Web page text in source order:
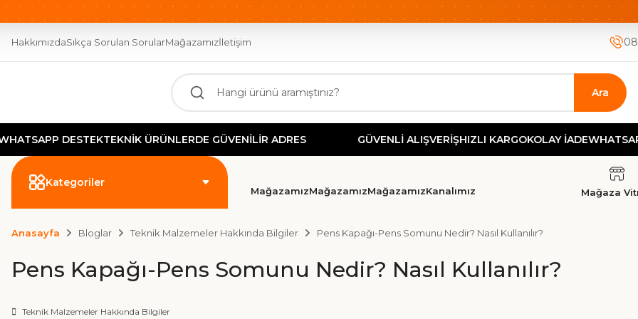
OTOMASYONUN GÜCÜ BURADA! 2000 TL ÜZERİ ÜCRETSİZ KARGO HIZLI KARGO GÜVENLİ ALIŞVERİŞ-KOLAY
HakkımızdaSıkça Sorulan SorularMağazamızİletişim
Ara
DESTEKTEKNİK ÜRÜNLERDE GÜVENİLİR ADRES GÜVENLİ ALIŞVERİŞHIZLI KARGOKOLAY İADEWHATSAPP
Kategoriler
MağazamızMağazamızMağazamızKanalımız Mağaza
Anasayfa Bloglar Teknik Malzemeler Hakkında Bilgiler Pens Kapağı-Pens Somunu Nedir? Nasıl Kullanılır?
Pens Kapağı-Pens Somunu Nedir? Nasıl Kullanılır?
Teknik Malzemeler Hakkında Bilgiler